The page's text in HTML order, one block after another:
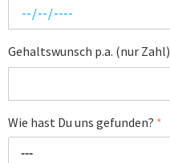
Gehaltswunsch p.a. (nur Zahl)
Wie hast Du uns gefunden? *
---